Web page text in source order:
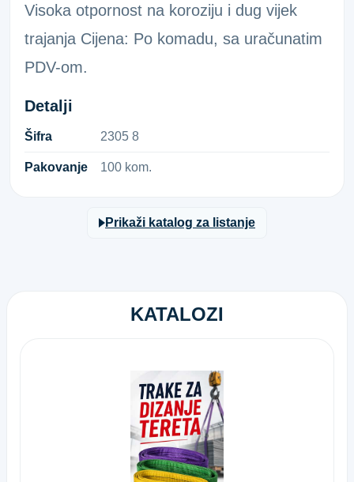
Visoka otpornost na koroziju i dug vijek
trajanja Cijena: Po komadu, sa uračunatim
PDV-om.
Detalji
Šifra 2​3​0​5​ ​8​
Pakovanje 100 kom.
Prikaži katalog za listanje
KATALOZI